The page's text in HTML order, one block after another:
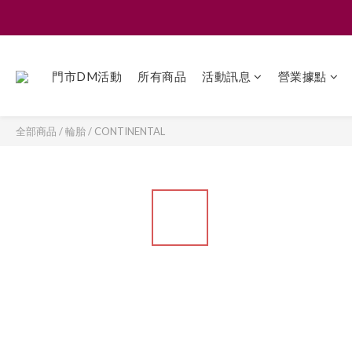
門市DM活動 所有商品 活動訊息 營業據點
全部商品 /輪胎/ CONTINENTAL